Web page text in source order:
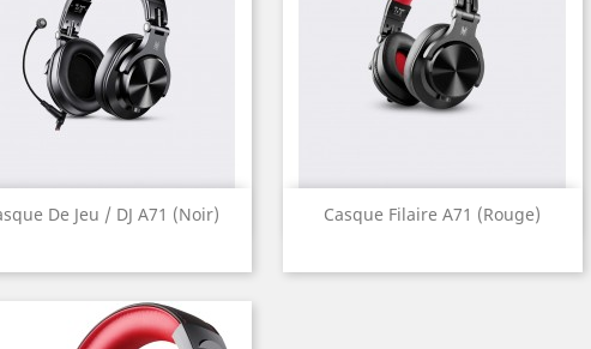
De Jeu / DJ A71 (noir)
 Aperçu rapide Casque Filaire A71 (rouge)
Aperçu rapide